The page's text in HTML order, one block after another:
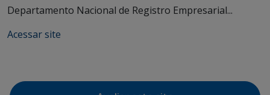
Departamento Nacional de Registro Empresarial...
Acessar site